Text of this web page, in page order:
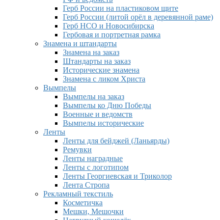
Герб России на пластиковом щите
Герб России (литой орёл в деревянной раме)
Герб НСО и Новосибирска
Гербовая и портретная рамка
Знамена и штандарты
Знамена на заказ
Штандарты на заказ
Исторические знамена
Знамена с ликом Христа
Вымпелы
Вымпелы на заказ
Вымпелы ко Дню Победы
Военные и ведомств
Вымпелы исторические
Ленты
Ленты для бейджей (Ланьярды)
Ремувки
Ленты наградные
Ленты с логотипом
Ленты Георгиевская и Триколор
Лента Стропа
Рекламный текстиль
Косметичка
Мешки, Мешочки